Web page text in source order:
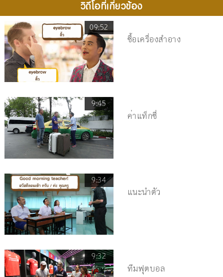
วิดีโอที่เกี่ยวข้อง
09:52
ซื้อเครื่องสำอาง
9:45
ค่าแท็กซี่
9:34
แนะนำตัว
9:32
ทีมฟุตบอล